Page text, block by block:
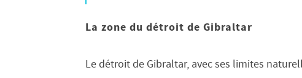
La zone du détroit de Gibraltar
Le détroit de Gibraltar, avec ses limites